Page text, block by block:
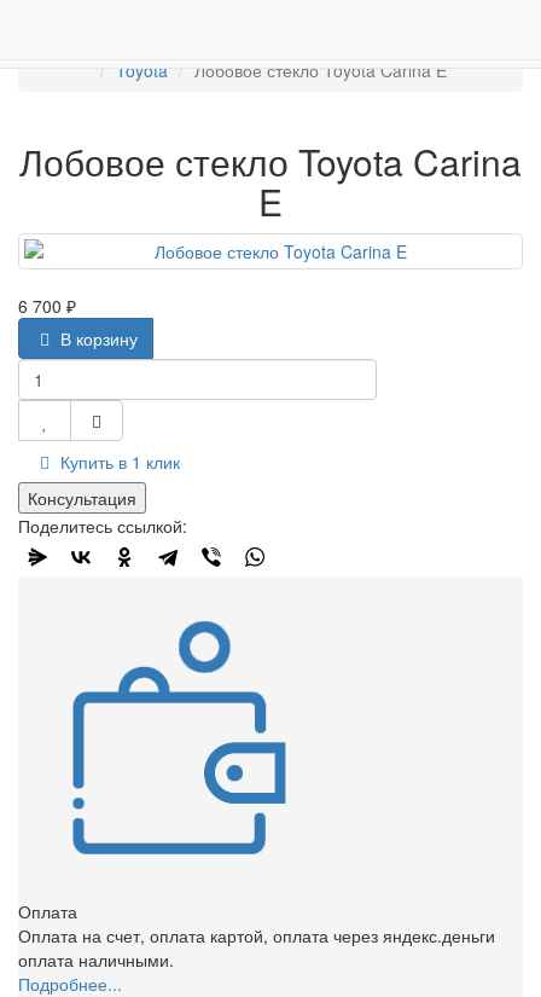
Toyota
Лобовое стекло Toyota Carina E
Лобовое стекло Toyota Carina
E
6 700 ₽
В корзину
Купить в 1 клик
Консультация
Поделитесь ссылкой:
Оплата
Оплата на счет, оплата картой, оплата через яндекс.деньги
оплата наличными.
Подробнее...